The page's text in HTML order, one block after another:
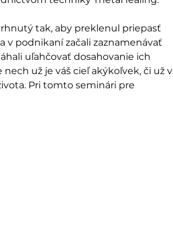
tak, aby preklenul priepasť
v podnikaní začali zaznamenávať
uľahčovať dosahovanie ich
už je váš cieľ akýkoľvek, či už v
Pri tomto seminári pre